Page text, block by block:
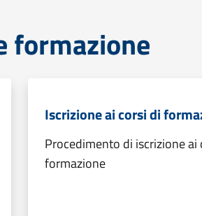
formazione
Iscrizione ai corsi di
Procedimento di iscrizione ai
formazione